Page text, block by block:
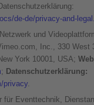
de-de/privacy-and-
und
Inc., 330 West
York 10001, USA;
; Datenschutzerklärung:
privacy.
für Eventtechnik,